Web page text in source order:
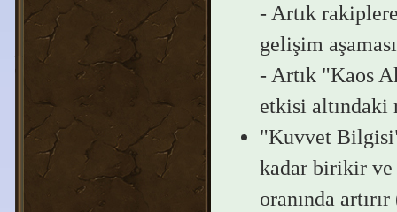
- Artık
gelişim
- Artık "Kaos
etkisi altındaki
"Kuvvet
kadar birikir ve
oranında